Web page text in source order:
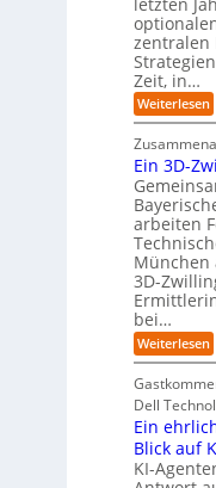
r
o
p
i
s
c
h
e
n
R
o
u
t
e
-
e
r
s
t
e
g
i
e
s
u
b
e
r
e
a
t
e
n
K
I
-
r
o
j
e
k
t
e
i
n
d
-
R
e
p
r
t
S
i
n
k
e
n
d
e
s
C
b
e
r
r
s
i
k
o
,
zentralen
Zeit, in…
Weiterlesen:
E
n
z
e
i
t
e
s
L
e
e
n
f
ü
r
I
n
d
u
Ein 3D-
arbeiten
3D-
bei…
Weiterlesen:
E
n
3
-
Z
Dell
Ein
Blick auf
KI-